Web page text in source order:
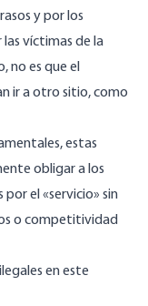
y por los
víctimas de la
no es que el
ir a otro sitio, como
estas
obligar a los
por el «servicio» sin
o competitividad
en este